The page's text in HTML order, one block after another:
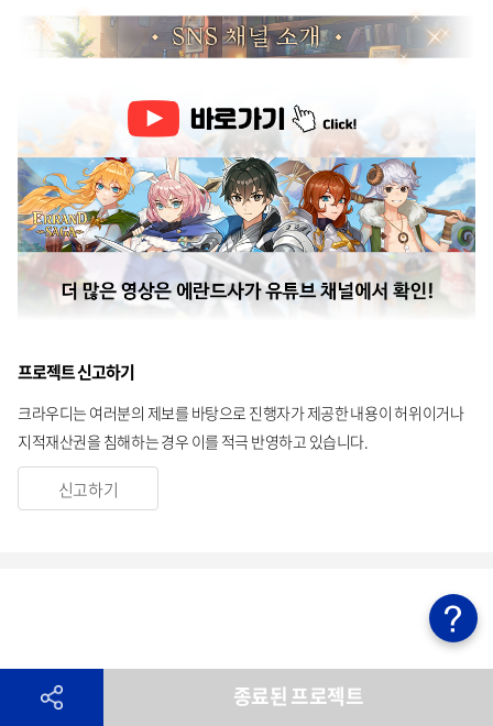
프로젝트 신고하기
크라우디는 여러분의 제보를 바탕으로 진행자가 제공한 내용이 허위이거나
지적재산권을 침해하는 경우 이를 적극 반영하고 있습니다.
신고하기
종료된 프로젝트